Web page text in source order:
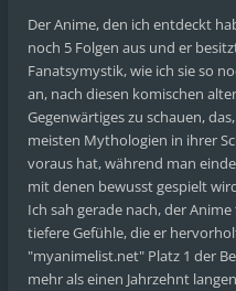
Der Anime, den ich entdeckt
noch 5 Folgen aus und er
Fanatsymystik, wie ich sie so
an, nach diesen komischen
Gegenwärtiges zu schauen,
meisten Mythologien in ihrer
voraus hat, während man
mit denen bewusst gespielt
Ich sah gerade nach, der
tiefere Gefühle, die er
"myanimelist.net" Platz 1 der
mehr als einen Jahrzehnt